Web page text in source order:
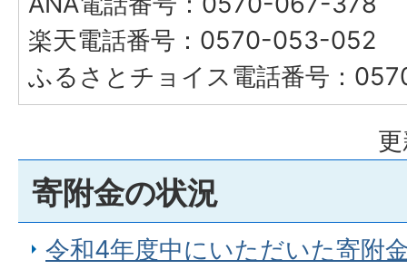
楽天電話番号：0570-053-052
ふるさとチョイス電話番号：
寄附金の状況
令和4年度中にいただいた寄附